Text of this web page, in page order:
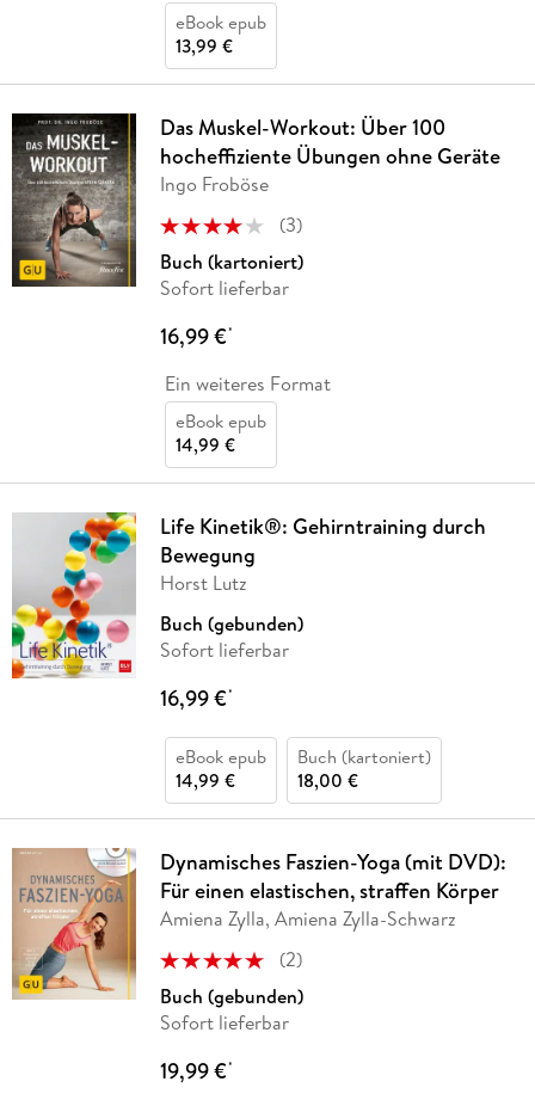
eBook epub
13,99 €
Das Muskel-Workout: Über 100
hocheffiziente Übungen ohne Geräte
Ingo Froböse
(3)
Buch (kartoniert)
Sofort lieferbar
16,99 €*
Ein weiteres Format
eBook epub
14,99 €
Life Kinetik®: Gehirntraining durch
Bewegung
Horst Lutz
Buch (gebunden)
Sofort lieferbar
16,99 €*
eBook epub
14,99 €
Buch (kartoniert)
18,00 €
Dynamisches Faszien-Yoga (mit DVD):
Für einen elastischen, straffen Körper
Amiena Zylla, Amiena Zylla-Schwarz
(2)
Buch (gebunden)
Sofort lieferbar
19,99 €*